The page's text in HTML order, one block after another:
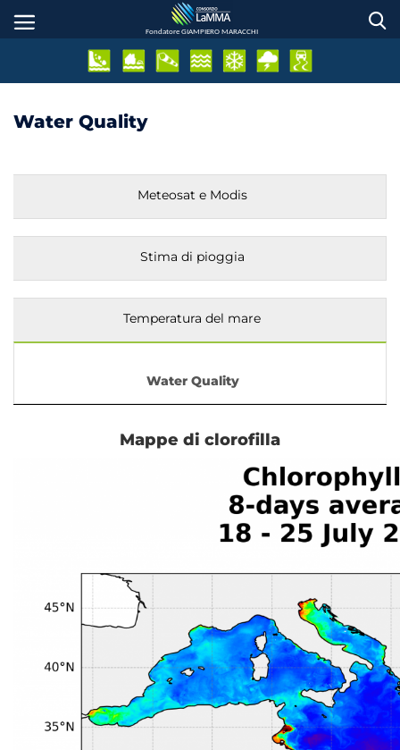
Fondatore GIAMPIERO MARACCHI
Water Quality
Meteosat e Modis
Stima di pioggia
Temperatura del mare
Water Quality
Mappe di clorofilla